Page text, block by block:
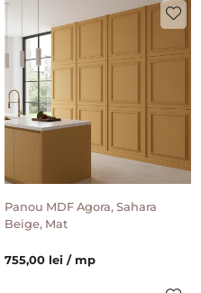
Panou MDF Agora, Sahara
Beige, Mat
755,00 lei / mp